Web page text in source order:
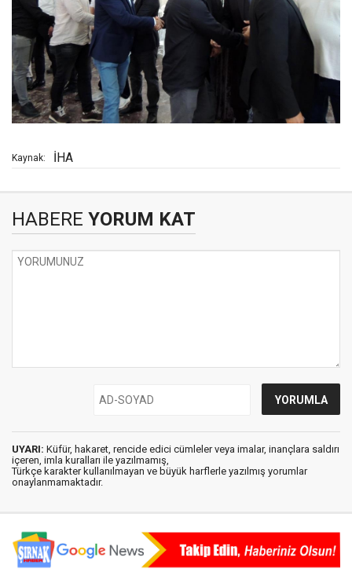
Kaynak: İHA
HABERE YORUM KAT
UYARI: Küfür, hakaret, rencide edici cümleler veya imalar, inançlara saldırı
içeren, imla kuralları ile yazılmamış,
Türkçe karakter kullanılmayan ve büyük harflerle yazılmış yorumlar
onaylanmamaktadır.